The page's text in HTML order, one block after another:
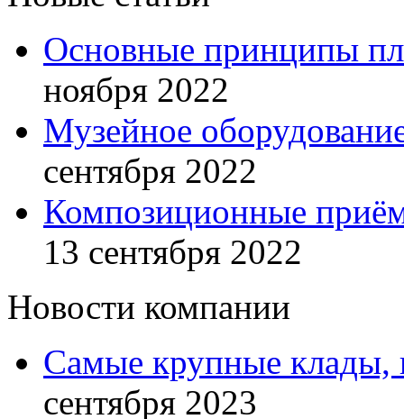
Основные принципы
ноября 2022
Музейное
сентября 2022
Композиционные
13 сентября 2022
Новости компании
Самые крупные клады,
сентября 2023